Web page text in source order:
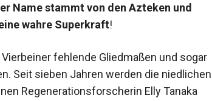
Name stammt von den Azteken und
wahre Superkraft!
fehlende Gliedmaßen und sogar
Seit sieben Jahren werden die niedlichen
Regenerationsforscherin Elly Tanaka